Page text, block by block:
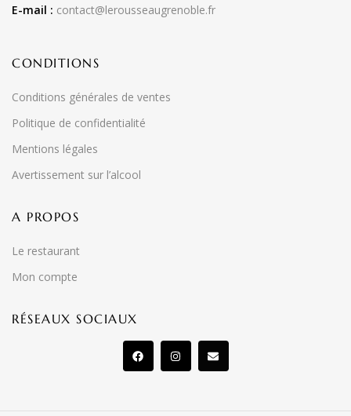
E-mail : contact@lerousseaugrenoble.fr
CONDITIONS
Conditions générales de ventes
Politique de confidentialité
Mentions légales
Avertissement sur l’alcool
A PROPOS
Le restaurant
Mon compte
RÉSEAUX SOCIAUX